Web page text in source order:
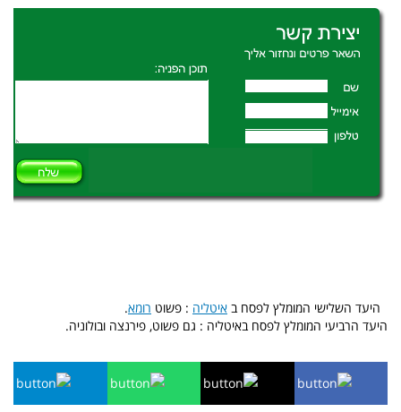
היעד השלישי המומלץ לפסח ב איטליה : פשוט רומא.
היעד הרביעי המומלץ לפסח באיטליה : גם פשוט, פירנצה ובולוניה.